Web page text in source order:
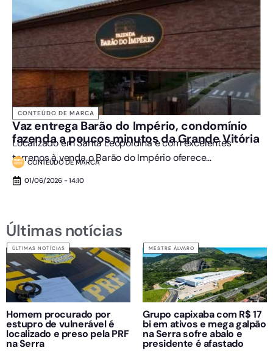
CONTEÚDO DE MARCA
Vaz entrega Barão do Império, condomínio
fazenda a poucos minutos da Grande Vitória
Localizado em Santa Leopoldina e com excelentes
terrenos à venda o Barão do Império oferece...
CONTEÚDO DE MARCA
01/06/2026 - 14:10
Últimas notícias
ÚLTIMAS NOTÍCIAS
Homem procurado por
estupro de vulnerável é
localizado e preso pela PRF
na Serra
MESTRE ÁLVARO
Grupo capixaba com R$ 17
bi em ativos e mega galpão
na Serra sofre abalo e
presidente é afastado